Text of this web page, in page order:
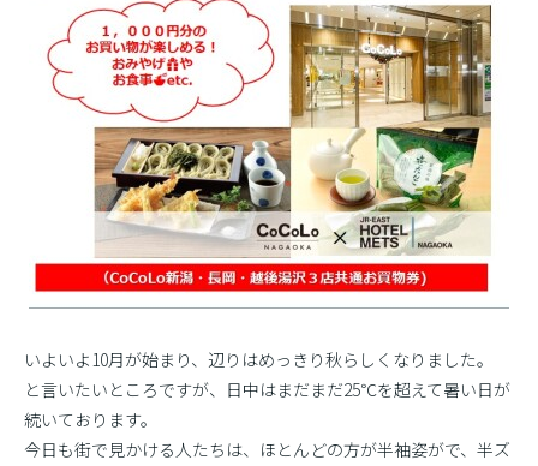
いよいよ10月が始まり、辺りはめっきり秋らしくなりました。
と言いたいところですが、日中はまだまだ25℃を超えて暑い日が
続いております。
今日も街で見かける人たちは、ほとんどの方が半袖姿がで、半ズ